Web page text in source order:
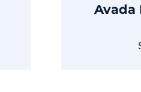
Avada